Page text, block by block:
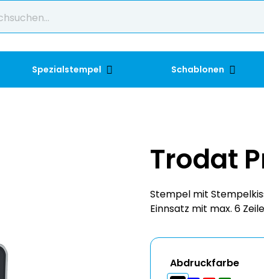
Spezialstempel Schablonen
Trodat
Stempel mit
Einnsatz mit max. 6
Abdruckfarbe